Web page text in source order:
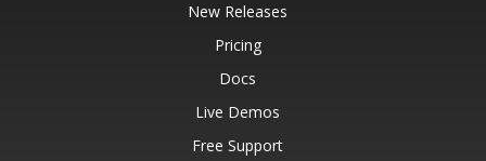
New Releases
Pricing
Docs
Live Demos
Free Support